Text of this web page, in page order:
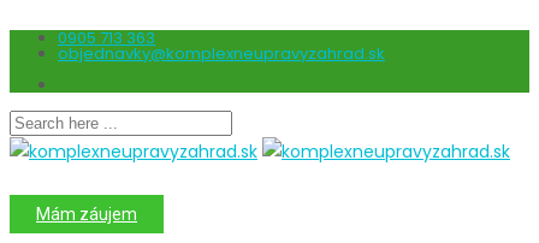
binjaitoto
0905 713 363
objednavky@komplexneupravyzahrad.sk
Mám záujem